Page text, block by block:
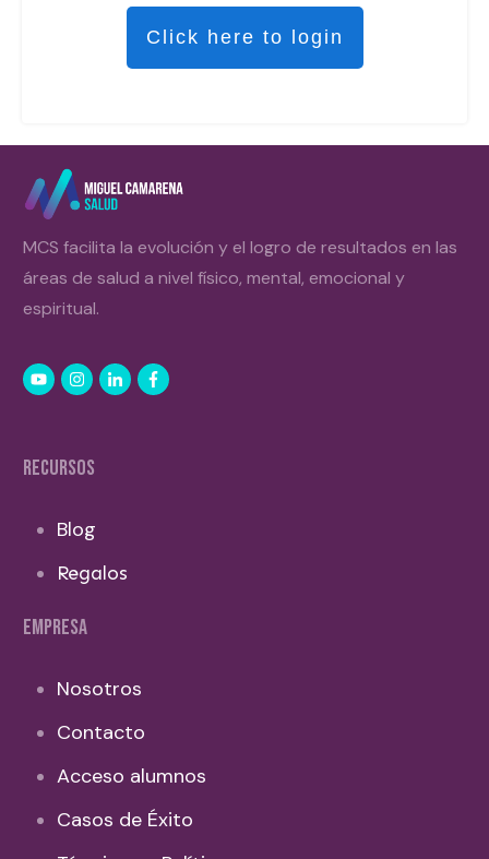
Click here to login
MCS facilita la evolución y el logro de resultados en las
áreas de salud a nivel físico, mental, emocional y
espiritual.
RECURSOS
Blog
Regalos
EMPRESA
Nosotros
Contacto
Acceso alumnos
Casos de Éxito